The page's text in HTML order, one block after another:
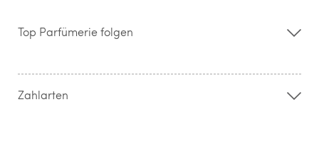
Storefinder
Kontakt
Widerrufsrecht & Rückgabebedingungen
Top Parfümerie folgen
Zahlarten